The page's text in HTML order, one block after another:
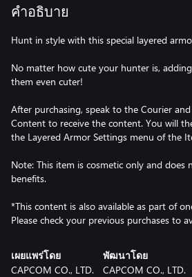
คำอธิบาย
Hunt in style with this special layered
No matter how cute your hunter is,
them even cuter!
After purchasing, speak to the Courier
Content to receive the content. You will
the Layered Armor Settings menu of the
Note: This item is cosmetic only and does
benefits.
*This content is also available as part of
Please check your previous purchases to
เผยแพร่โดย
CAPCOM CO., LTD.
พัฒนาโดย
CAPCOM CO., LTD.